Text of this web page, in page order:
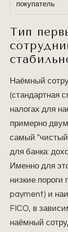
покупатель
Тип
Наёмный
(стандартная
налогах для
примерно
самый
для банка:
Именно для
низкие пороги
payment) и
FICO, в
наёмный